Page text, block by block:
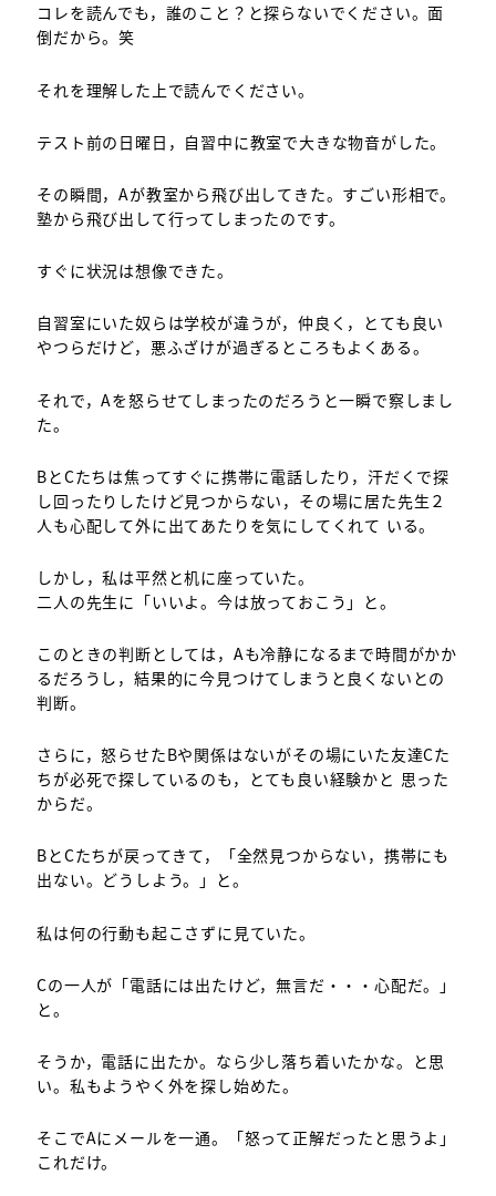
コレを読んでも，誰のこと？と探らないでください。面
倒だから。笑
それを理解した上で読んでください。
テスト前の日曜日，自習中に教室で大きな物音がした。
その瞬間，Aが教室から飛び出してきた。すごい形相で。
塾から飛び出して行ってしまったのです。
すぐに状況は想像できた。
自習室にいた奴らは学校が違うが，仲良く，とても良い
やつらだけど，悪ふざけが過ぎるところもよくある。
それで，Aを怒らせてしまったのだろうと一瞬で察しまし
た。
BとCたちは焦ってすぐに携帯に電話したり，汗だくで探
し回ったりしたけど見つからない，その場に居た先生２
人も心配して外に出てあたりを気にしてくれて いる。
しかし，私は平然と机に座っていた。
二人の先生に「いいよ。今は放っておこう」と。
このときの判断としては，Aも冷静になるまで時間がかか
るだろうし，結果的に今見つけてしまうと良くないとの
判断。
さらに，怒らせたBや関係はないがその場にいた友達Cた
ちが必死で探しているのも，とても良い経験かと 思った
からだ。
BとCたちが戻ってきて，「全然見つからない，携帯にも
出ない。どうしよう。」と。
私は何の行動も起こさずに見ていた。
Cの一人が「電話には出たけど，無言だ・・・心配だ。」
と。
そうか，電話に出たか。なら少し落ち着いたかな。と思
い。私もようやく外を探し始めた。
そこでAにメールを一通。「怒って正解だったと思うよ」
これだけ。